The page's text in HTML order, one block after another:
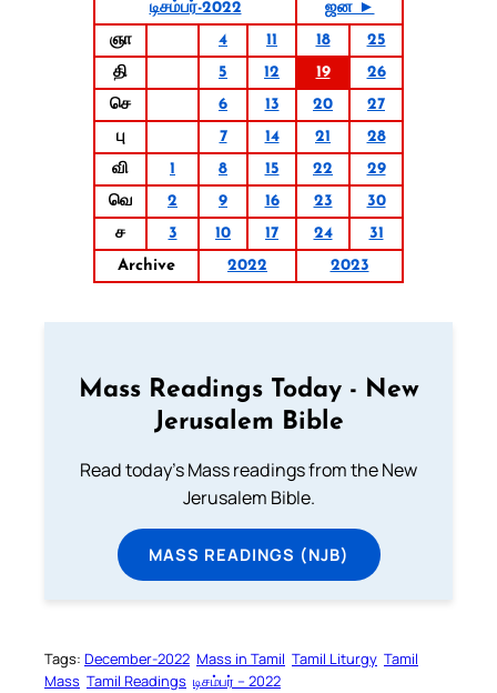
டிசம்பர்-2022
ஜன ►
ஞா
4 11 18
25
தி
5 12 19
26
செ
6 13 20
27
பு
7 14 21
28
வி
1 8 15 22
29
வெ
2 9 16 23
30
ச
3 10 17 24
31
Archive
2022 2023
Mass Readings Today - New
Jerusalem Bible
Read today's Mass readings from the New
Jerusalem Bible.
MASS READINGS (NJB)
Tags: December-2022 Mass in Tamil Tamil Liturgy Tamil
Mass Tamil Readings டிசம்பர் – 2022